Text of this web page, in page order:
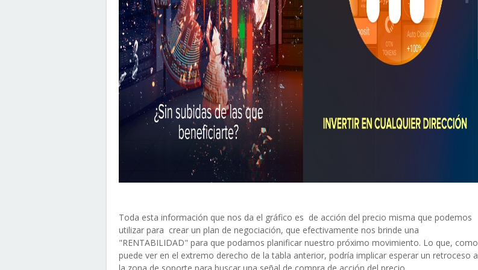
Toda esta información que nos da el gráfico es de acción del precio misma que podemos
utilizar para crear un plan de negociación, que efectivamente nos brinde una
"RENTABILIDAD" para que podamos planificar nuestro próximo movimiento. Lo que, como
puede ver en el extremo derecho de la tabla anterior, podría implicar esperar un retroceso a